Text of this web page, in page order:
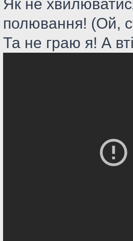
Як не
полювання! (Ой,
Та не граю я! А